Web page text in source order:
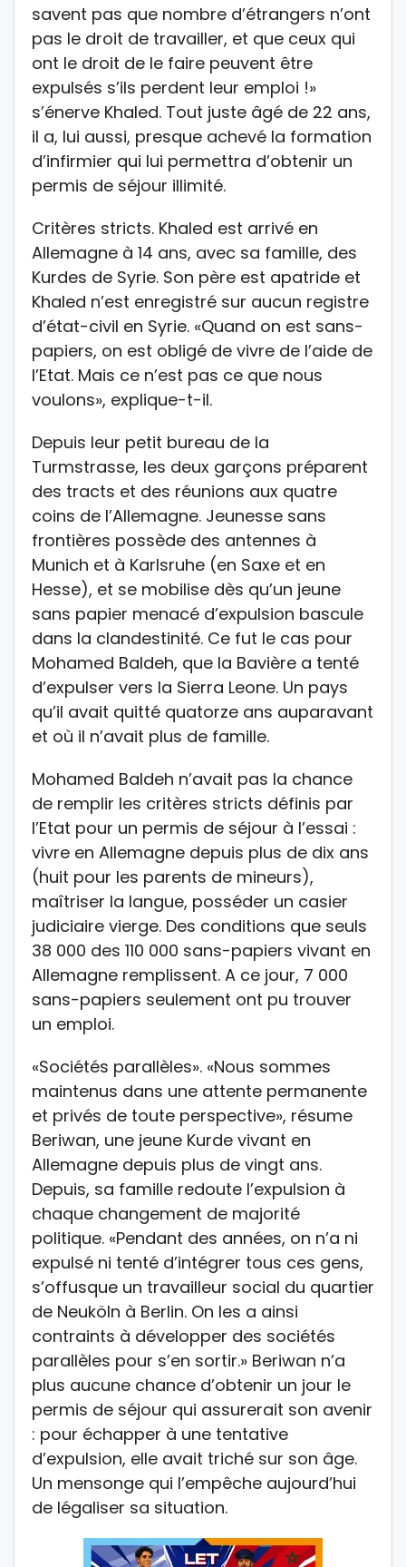
savent pas que nombre d’étrangers n’ont
pas le droit de travailler, et que ceux qui
ont le droit de le faire peuvent être
expulsés s’ils perdent leur emploi !»
s’énerve Khaled. Tout juste âgé de 22 ans,
il a, lui aussi, presque achevé la formation
d’infirmier qui lui permettra d’obtenir un
permis de séjour illimité.
Critères stricts. Khaled est arrivé en
Allemagne à 14 ans, avec sa famille, des
Kurdes de Syrie. Son père est apatride et
Khaled n’est enregistré sur aucun registre
d’état-civil en Syrie. «Quand on est sans-
papiers, on est obligé de vivre de l’aide de
l’Etat. Mais ce n’est pas ce que nous
voulons», explique-t-il.
Depuis leur petit bureau de la
Turmstrasse, les deux garçons préparent
des tracts et des réunions aux quatre
coins de l’Allemagne. Jeunesse sans
frontières possède des antennes à
Munich et à Karlsruhe (en Saxe et en
Hesse), et se mobilise dès qu’un jeune
sans papier menacé d’expulsion bascule
dans la clandestinité. Ce fut le cas pour
Mohamed Baldeh, que la Bavière a tenté
d’expulser vers la Sierra Leone. Un pays
qu’il avait quitté quatorze ans auparavant
et où il n’avait plus de famille.
Mohamed Baldeh n’avait pas la chance
de remplir les critères stricts définis par
l’Etat pour un permis de séjour à l’essai :
vivre en Allemagne depuis plus de dix ans
(huit pour les parents de mineurs),
maîtriser la langue, posséder un casier
judiciaire vierge. Des conditions que seuls
38 000 des 110 000 sans-papiers vivant en
Allemagne remplissent. A ce jour, 7 000
sans-papiers seulement ont pu trouver
un emploi.
«Sociétés parallèles». «Nous sommes
maintenus dans une attente permanente
et privés de toute perspective», résume
Beriwan, une jeune Kurde vivant en
Allemagne depuis plus de vingt ans.
Depuis, sa famille redoute l’expulsion à
chaque changement de majorité
politique. «Pendant des années, on n’a ni
expulsé ni tenté d’intégrer tous ces gens,
s’offusque un travailleur social du quartier
de Neuköln à Berlin. On les a ainsi
contraints à développer des sociétés
parallèles pour s’en sortir.» Beriwan n’a
plus aucune chance d’obtenir un jour le
permis de séjour qui assurerait son avenir
: pour échapper à une tentative
d’expulsion, elle avait triché sur son âge.
Un mensonge qui l’empêche aujourd’hui
de légaliser sa situation.